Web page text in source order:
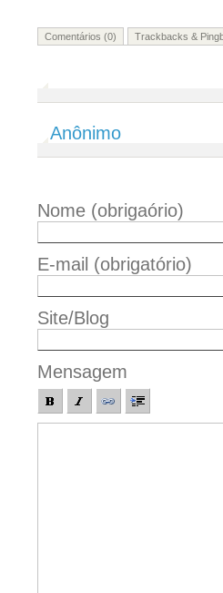
Comentários (0) Trackbacks &
Anônimo
Nome (obrigaório)
E-mail (obrigatório)
Site/Blog
Mensagem